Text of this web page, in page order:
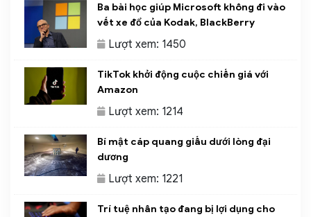
Ba bài học giúp Microsoft không đi vào
vết xe đổ của Kodak, BlackBerry
Lượt xem: 1450
TikTok khởi động cuộc chiến giá với
Amazon
Lượt xem: 1214
Bí mật cáp quang giấu dưới lòng đại
dương
Lượt xem: 1221
Trí tuệ nhân tạo đang bị lợi dụng cho